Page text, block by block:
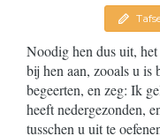
Noodig hen dus uit,
bij hen aan, zooals u is
begeerten, en zeg: Ik
heeft nedergezonden,
tusschen u uit te